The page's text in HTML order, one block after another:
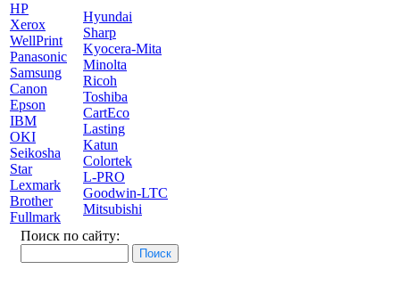
HP
Xerox
WellPrint
Panasonic
Samsung
Canon
Epson
IBM
OKI
Seikosha
Star
Lexmark
Brother
Fullmark
Hyundai
Sharp
Kyocera-Mita
Minolta
Ricoh
Toshiba
CartEco
Lasting
Katun
Colortek
L-PRO
Goodwin-LTC
Mitsubishi
Поиск по сайту: